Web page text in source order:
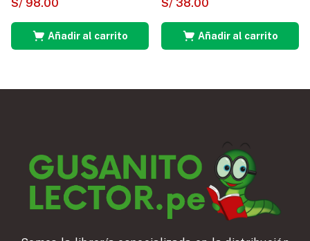
S/ 98.00
Añadir al carrito
S/ 38.00
Añadir al carrito